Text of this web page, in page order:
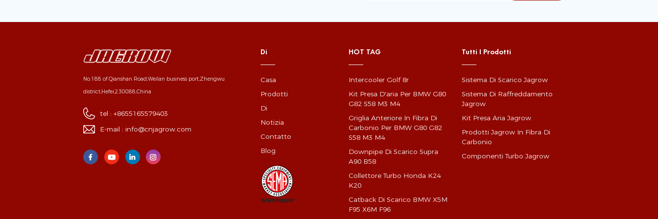
No.188 of Qianshan Road,Weilan business port,Zhengwu
district,Hefei,230088,China
tel :+8655165579403
E-mail :info@cnjagrow.com
Di
Casa
Prodotti
Di
Notizia
Contatto
Blog
HOT TAG
Intercooler Golf 8r
Kit Presa D'aria Per BMW G80
G82 S58 M3 M4
Griglia Anteriore In Fibra Di
Carbonio Per BMW G80 G82
S58 M3 M4
Downpipe Di Scarico Supra
A90 B58
Collettore Turbo Honda K24
K20
Catback Di Scarico BMW X5M
F95 X6M F96
Tutti I Prodotti
Sistema Di Scarico Jagrow
Sistema Di Raffreddamento
Jagrow
Kit Presa Aria Jagrow
Prodotti Jagrow In Fibra Di
Carbonio
Componenti Turbo Jagrow